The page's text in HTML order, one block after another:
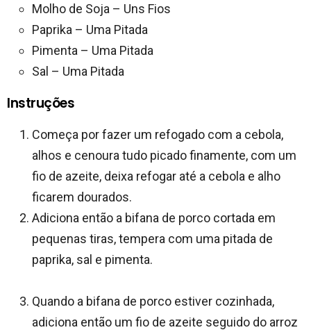
Molho de Soja – Uns Fios
Paprika – Uma Pitada
Pimenta – Uma Pitada
Sal – Uma Pitada
Instruções
Começa por fazer um refogado com a cebola,
alhos e cenoura tudo picado finamente, com um
fio de azeite, deixa refogar até a cebola e alho
ficarem dourados.
Adiciona então a bifana de porco cortada em
pequenas tiras, tempera com uma pitada de
paprika, sal e pimenta.
Quando a bifana de porco estiver cozinhada,
adiciona então um fio de azeite seguido do arroz